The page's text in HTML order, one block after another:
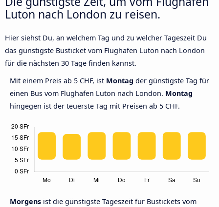
Luton nach London zu reisen.
Hier siehst Du, an welchem Tag und zu welcher Tageszeit Du
das günstigste Busticket vom Flughafen Luton nach London
für die nächsten 30 Tage finden kannst.
Mit einem Preis ab 5 CHF, ist Montag der günstigste Tag für
einen Bus vom Flughafen Luton nach London. Montag
hingegen ist der teuerste Tag mit Preisen ab 5 CHF.
Morgens ist die günstigste Tageszeit für Bustickets vom